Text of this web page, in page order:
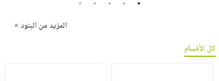
1
2
3
4
5
المزيد من البنود »
كل الأقسام